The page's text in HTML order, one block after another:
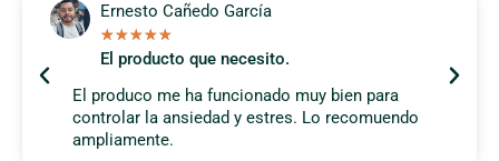
Ernesto Cañedo García
★★★★★
El producto que necesito.
El produco me ha funcionado muy bien para
controlar la ansiedad y estres. Lo recomuendo
ampliamente.